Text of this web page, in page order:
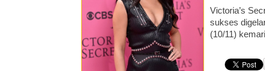
Victoria’s
sukses
(10/11)